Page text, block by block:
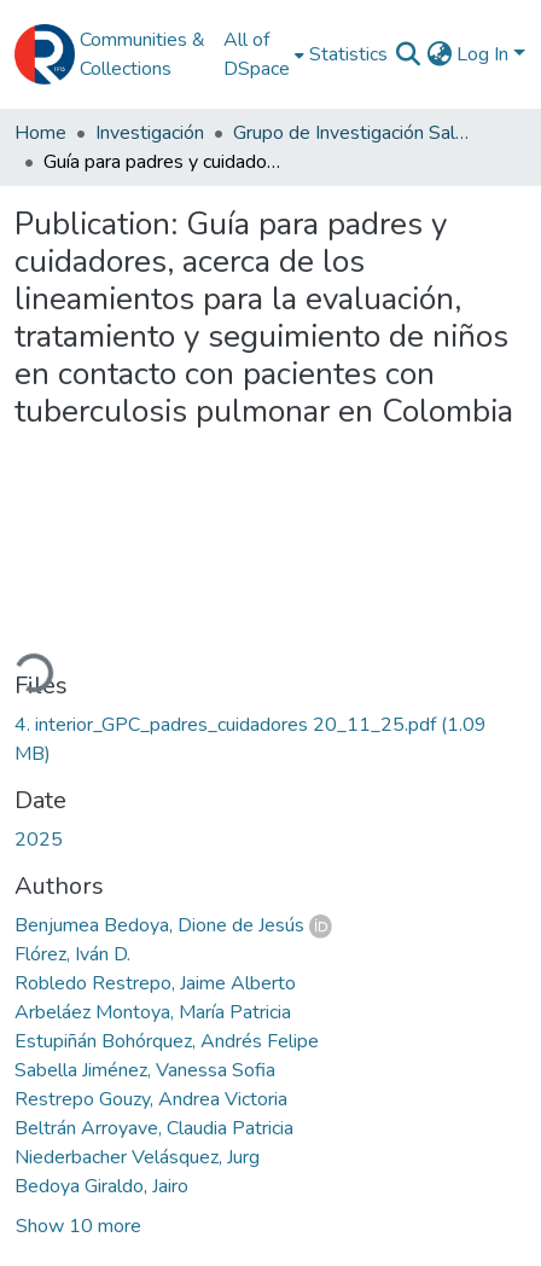
Communities &
Collections
All of
DSpace
Statistics Log In
Home Investigación
Grupo de Investigación Salud Familiar y Comunitaria
Guía para padres y cuidadores, acerca de los lineamientos para la evaluación, tratamiento y seguimiento de niños en contacto con pacientes con tuberculosis pulmonar en Colombia
Publication: Guía para padres y
cuidadores, acerca de los
lineamientos para la evaluación,
tratamiento y seguimiento de niños
en contacto con pacientes con
tuberculosis pulmonar en Colombia
Files
4. interior_GPC_padres_cuidadores 20_11_25.pdf(1.09
MB)
Date
2025
Authors
Benjumea Bedoya, Dione de Jesús
Flórez, Iván D.
Robledo Restrepo, Jaime Alberto
Arbeláez Montoya, María Patricia
Estupiñán Bohórquez, Andrés Felipe
Sabella Jiménez, Vanessa Sofia
Restrepo Gouzy, Andrea Victoria
Beltrán Arroyave, Claudia Patricia
Niederbacher Velásquez, Jurg
Bedoya Giraldo, Jairo
Show 10 more